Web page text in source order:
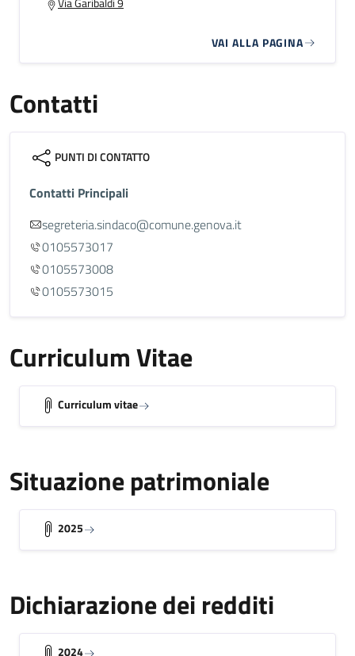
VAI ALLA PAGINA
Contatti
PUNTI DI CONTATTO
Contatti Principali
segreteria.sindaco@comune.genova.it
0105573017
0105573008
0105573015
Curriculum Vitae
Curriculum vitae
Situazione patrimoniale
2025
Dichiarazione dei redditi
2024